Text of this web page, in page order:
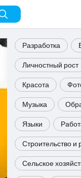
Разработка
Личностный рост
Красота
Музыка
Языки
Строительство и
Сельское